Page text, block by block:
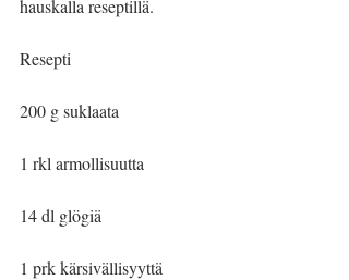
hauskalla reseptillä.
Resepti
200 g suklaata
1 rkl armollisuutta
14 dl glögiä
1 prk kärsivällisyyttä